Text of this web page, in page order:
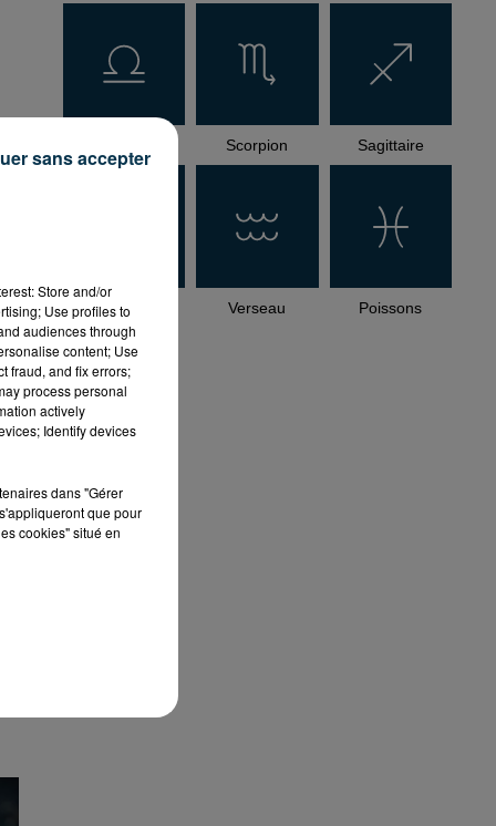
Scorpion Sagittaire
Capricorne Verseau Poissons
Store and/or
Use profiles to
audiences through
content; Use
fraud, and fix errors;
process personal
actively
Identify devices
dans "Gérer
que pour
cookies" situé en
sans accepter